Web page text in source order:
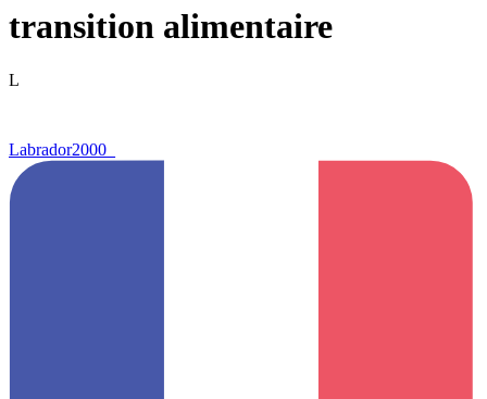
transition alimentaire
L
Labrador2000_